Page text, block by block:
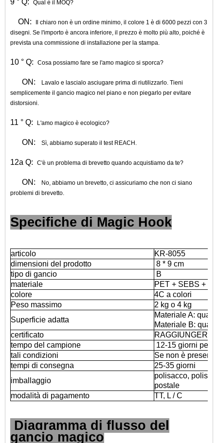
9 ° Q: Qual è il MOQ?
ON:
Il chiaro non è un ordine minimo, il colore 1 è di 6000 pezzi con 3
disegni. Se l'importo è ancora inferiore, il prezzo è molto più alto, poiché è
prevista una commissione di installazione per la stampa.
10 ° Q: Cosa possiamo fare se l'amo magico si sporca?
ON:
Lavalo e lascialo asciugare prima di riutilizzarlo. Tieni
semplicemente il gancio magico nel piano e non piegarlo per evitare
distorsioni.
11 ° Q: L'amo magico è ecologico?
ON: Sì, abbiamo superato il test REACH.
12a Q: C'è un problema di brevetto quando acquistiamo da te?
ON:
No, abbiamo un brevetto, ci assicuriamo che non ci siano
problemi di brevetto.
Specifiche di Magic Hook
articolo
KR-8055
dimensioni del prodotto
8 * 9 cm
tipo di gancio
B
materiale
PET + SEBS +
colore
4C a colori
Peso massimo
2 kg o 4 kg
Superficie adatta
Materiale A:
Materiale B:
certificato
RAGGIUNGERE
tempo del campione
12-15 giorni per
tali condizioni
Se non è
tempi di consegna
25-35 giorni
imballaggio
polisacco,
postale
modalità di pagamento
TT, L / C
Diagramma di flusso del
gancio magico